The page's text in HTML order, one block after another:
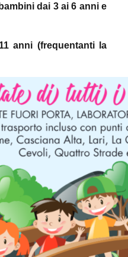
bambini dai 3 ai6 anni e
anni (frequentanti la